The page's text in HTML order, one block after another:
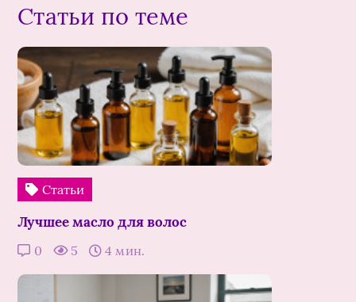
Статьи по теме
Статьи
Лучшее масло для волос
0 5 4 мин.